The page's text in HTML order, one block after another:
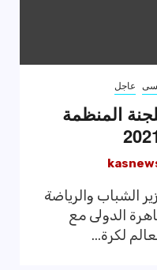
عاجل
المنظمة
الشباب والرياضة
الدولى مع
لكرة...